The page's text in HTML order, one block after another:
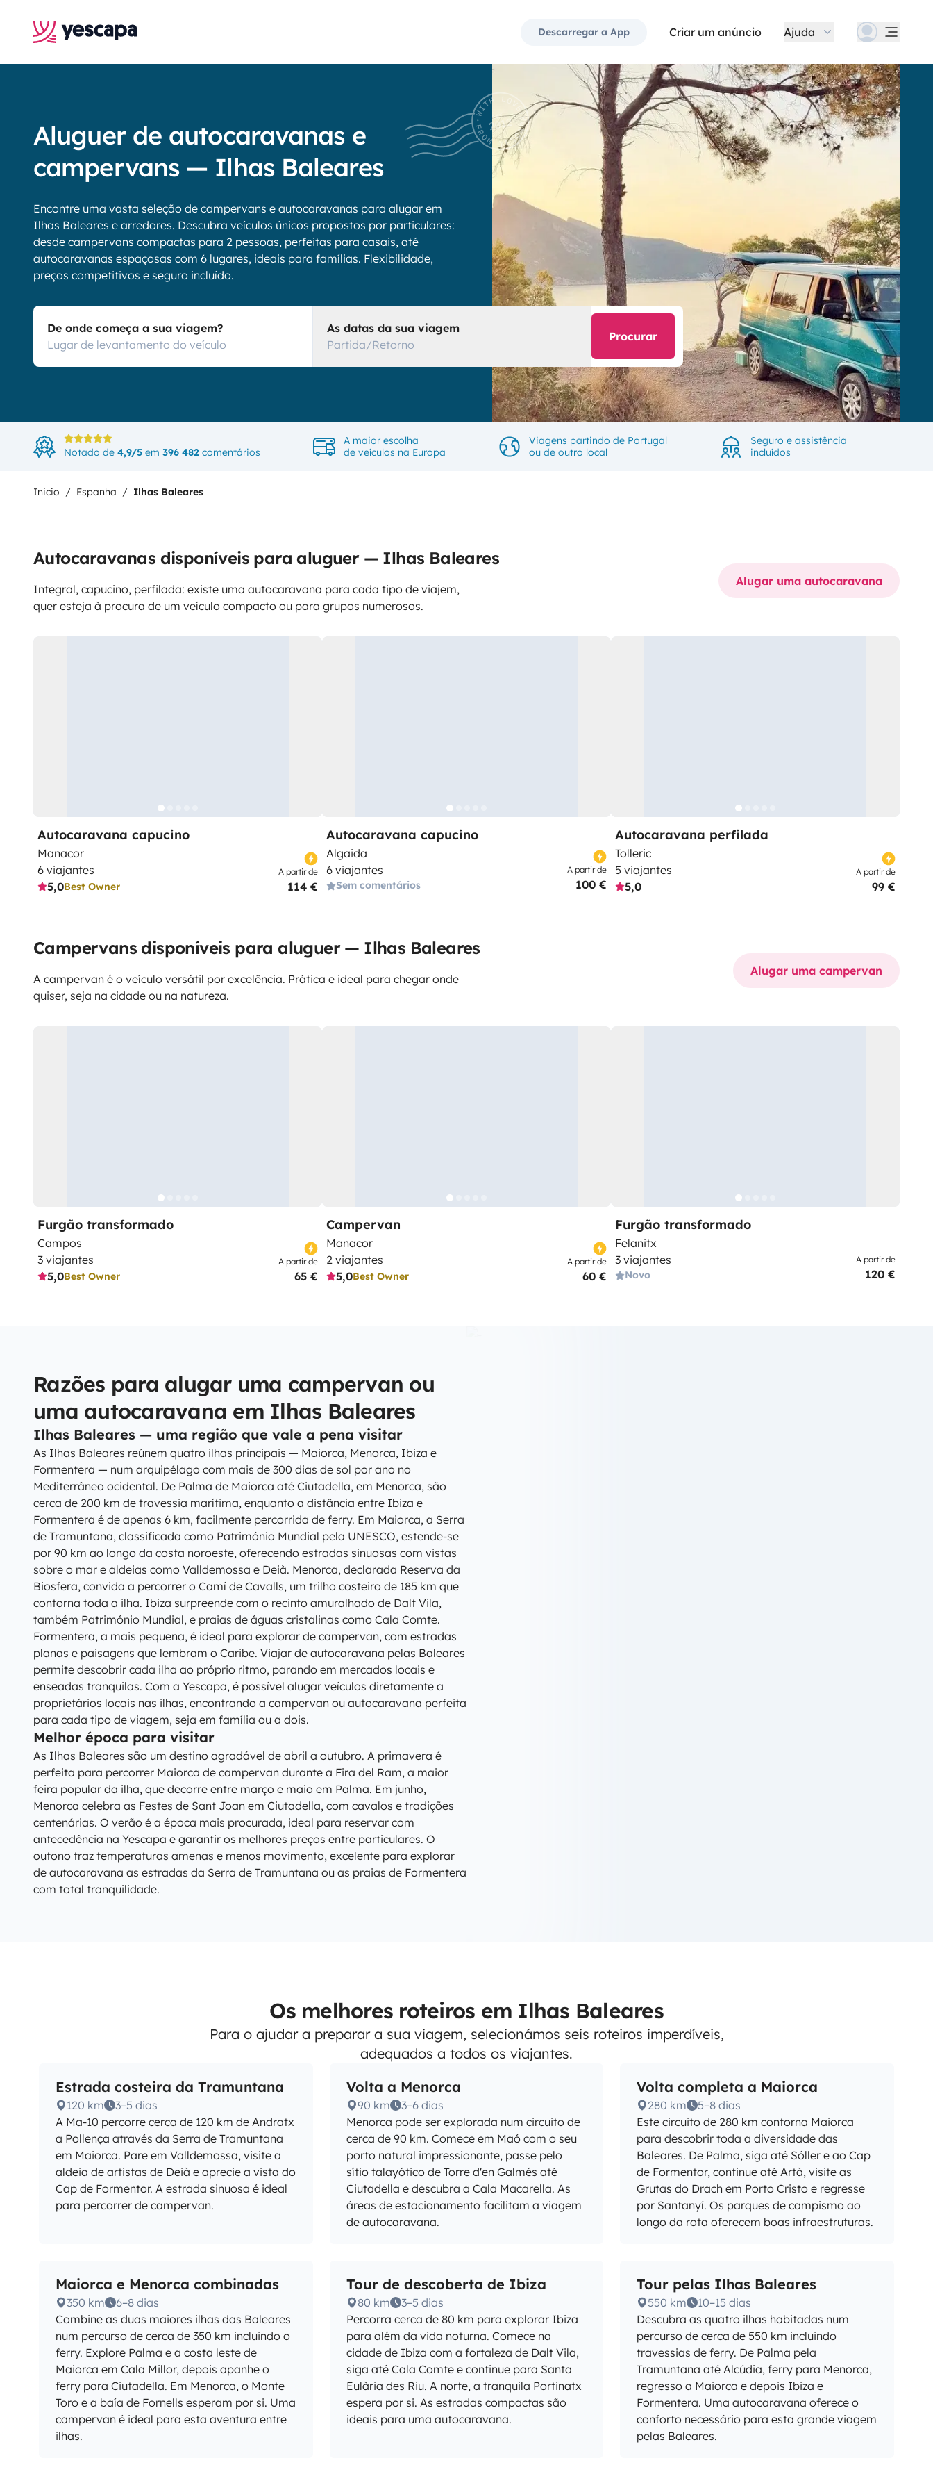
Descarregar a App Criar um anúncio Ajuda
Aluguer de autocaravanas e
campervans — Ilhas Baleares
Encontre uma vasta seleção de campervans e autocaravanas para alugar em
Ilhas Baleares e arredores. Descubra veículos únicos propostos por particulares:
desde campervans compactas para 2 pessoas, perfeitas para casais, até
autocaravanas espaçosas com 6 lugares, ideais para famílias. Flexibilidade,
preços competitivos e seguro incluído.
De onde começa a sua viagem?
As datas da sua viagem
Partida/Retorno
Procurar
Notado de 4,9/5 em 396 482 comentários
A maior escolha
de veículos na Europa
Viagens partindo de Portugal
ou de outro local
Seguro e assistência
incluídos
Inicio Espanha Ilhas Baleares
Autocaravanas disponíveis para aluguer — Ilhas Baleares
Integral, capucino, perfilada: existe uma autocaravana para cada tipo de viajem,
quer esteja à procura de um veículo compacto ou para grupos numerosos.
Alugar uma autocaravana
Autocaravana capucino
Manacor
6 viajantes
5,0Best Owner
A partir de
114 €
Autocaravana capucino
Algaida
6 viajantes
Sem comentários
A partir de
100 €
Autocaravana perfilada
Tolleric
5 viajantes
5,0
A partir de
99 €
Campervans disponíveis para aluguer — Ilhas Baleares
A campervan é o veículo versátil por excelência. Prática e ideal para chegar onde
quiser, seja na cidade ou na natureza.
Alugar uma campervan
Furgão transformado
Campos
3 viajantes
5,0Best Owner
A partir de
65 €
Campervan
Manacor
2 viajantes
5,0Best Owner
A partir de
60 €
Furgão transformado
Felanitx
3 viajantes
Novo
A partir de
120 €
Razões para alugar uma campervan ou
uma autocaravana em Ilhas Baleares
Ilhas Baleares — uma região que vale a pena visitar
As Ilhas Baleares reúnem quatro ilhas principais — Maiorca, Menorca, Ibiza e
Formentera — num arquipélago com mais de 300 dias de sol por ano no
Mediterrâneo ocidental. De Palma de Maiorca até Ciutadella, em Menorca, são
cerca de 200 km de travessia marítima, enquanto a distância entre Ibiza e
Formentera é de apenas 6 km, facilmente percorrida de ferry. Em Maiorca, a Serra
de Tramuntana, classificada como Património Mundial pela UNESCO, estende-se
por 90 km ao longo da costa noroeste, oferecendo estradas sinuosas com vistas
sobre o mar e aldeias como Valldemossa e Deià. Menorca, declarada Reserva da
Biosfera, convida a percorrer o Camí de Cavalls, um trilho costeiro de 185 km que
contorna toda a ilha. Ibiza surpreende com o recinto amuralhado de Dalt Vila,
também Património Mundial, e praias de águas cristalinas como Cala Comte.
Formentera, a mais pequena, é ideal para explorar de campervan, com estradas
planas e paisagens que lembram o Caribe. Viajar de autocaravana pelas Baleares
permite descobrir cada ilha ao próprio ritmo, parando em mercados locais e
enseadas tranquilas. Com a Yescapa, é possível alugar veículos diretamente a
proprietários locais nas ilhas, encontrando a campervan ou autocaravana perfeita
para cada tipo de viagem, seja em família ou a dois.
Melhor época para visitar
As Ilhas Baleares são um destino agradável de abril a outubro. A primavera é
perfeita para percorrer Maiorca de campervan durante a Fira del Ram, a maior
feira popular da ilha, que decorre entre março e maio em Palma. Em junho,
Menorca celebra as Festes de Sant Joan em Ciutadella, com cavalos e tradições
centenárias. O verão é a época mais procurada, ideal para reservar com
antecedência na Yescapa e garantir os melhores preços entre particulares. O
outono traz temperaturas amenas e menos movimento, excelente para explorar
de autocaravana as estradas da Serra de Tramuntana ou as praias de Formentera
com total tranquilidade.
Os melhores roteiros em Ilhas Baleares
Para o ajudar a preparar a sua viagem, selecionámos seis roteiros imperdíveis,
adequados a todos os viajantes.
Estrada costeira da Tramuntana
120 km
3–5 dias
A Ma-10 percorre cerca de 120 km de Andratx
a Pollença através da Serra de Tramuntana
em Maiorca. Pare em Valldemossa, visite a
aldeia de artistas de Deià e aprecie a vista do
Cap de Formentor. A estrada sinuosa é ideal
para percorrer de campervan.
Volta a Menorca
90 km
3–6 dias
Menorca pode ser explorada num circuito de
cerca de 90 km. Comece em Maó com o seu
porto natural impressionante, passe pelo
sítio talayótico de Torre d'en Galmés até
Ciutadella e descubra a Cala Macarella. As
áreas de estacionamento facilitam a viagem
de autocaravana.
Volta completa a Maiorca
280 km
5–8 dias
Este circuito de 280 km contorna Maiorca
para descobrir toda a diversidade das
Baleares. De Palma, siga até Sóller e ao Cap
de Formentor, continue até Artà, visite as
Grutas do Drach em Porto Cristo e regresse
por Santanyí. Os parques de campismo ao
longo da rota oferecem boas infraestruturas.
Maiorca e Menorca combinadas
350 km
6–8 dias
Combine as duas maiores ilhas das Baleares
num percurso de cerca de 350 km incluindo o
ferry. Explore Palma e a costa leste de
Maiorca em Cala Millor, depois apanhe o
ferry para Ciutadella. Em Menorca, o Monte
Toro e a baía de Fornells esperam por si. Uma
campervan é ideal para esta aventura entre
ilhas.
Tour de descoberta de Ibiza
80 km
3–5 dias
Percorra cerca de 80 km para explorar Ibiza
para além da vida noturna. Comece na
cidade de Ibiza com a fortaleza de Dalt Vila,
siga até Cala Comte e continue para Santa
Eulària des Riu. A norte, a tranquila Portinatx
espera por si. As estradas compactas são
ideais para uma autocaravana.
Tour pelas Ilhas Baleares
550 km
10–15 dias
Descubra as quatro ilhas habitadas num
percurso de cerca de 550 km incluindo
travessias de ferry. De Palma pela
Tramuntana até Alcúdia, ferry para Menorca,
regresso a Maiorca e depois Ibiza e
Formentera. Uma autocaravana oferece o
conforto necessário para esta grande viagem
pelas Baleares.